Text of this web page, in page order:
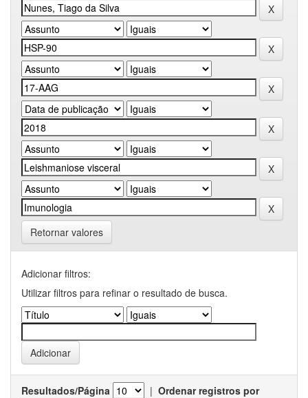
Retornar valores
Adicionar filtros:
Utilizar filtros para refinar o resultado de busca.
Resultados/Página | Ordenar registros por